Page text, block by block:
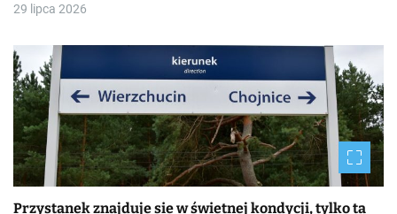
29 lipca 2026
Przystanek znajduje sie w świetnej kondycji, tylko ta